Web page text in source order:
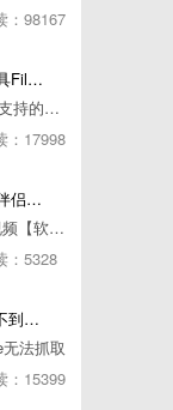
：98167
比IDM更好用的下载工具File Centipede文件蜈蚣-秒杀迅雷-直接飞起！
它的最大特点，就是其支持的下载协议几乎是市面上最全面的，包括HTTP/FTP、BT种子、磁力链接，m3u8流任务（AES-128解密）。
：17998
抖音v11.8.0_内置抖音伴侣/视频去水印
【软件名称】 抖音短视频【软件版本】 11.8.0【软件大小】 83.74M【是否Root】不需要【测试机型】PCML10 [oppo Reno Ace]【文字介绍】 抖音短视频app是一款很有意思娱
：5328
「亲测可用」fiddler抓不到pc端微信小程序包解决方案
法抓取
：15399